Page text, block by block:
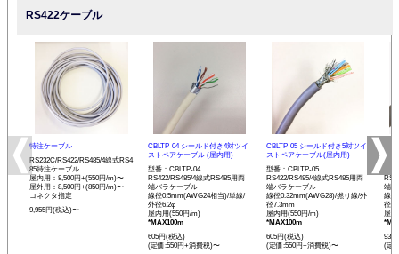
RS422ケーブル
特注ケーブル
RS232C/RS422/RS485/4線式RS4
85特注ケーブル
屋内用：8,500円+(550円/m)〜
屋外用：8,500円+(850円/m)〜
コネクタ指定
9,955円(税込)〜
CBLTP-04 シールド付き4対ツイ
ストペアケーブル (屋内用)
型番：CBLTP-04
RS422/RS485/4線式RS485用両
端バラケーブル
線径0.5mm(AWG24相当)/単線/
外径6.2φ
屋内用(550円/m)
*MAX100m
605円(税込)
(定価:550円+消費税)〜
CBLTP-05 シールド付き5対ツイ
ストペアケーブル(屋内用)
型番：CBLTP-05
RS422/RS485/4線式RS485用両
端バラケーブル
線径0.32mm(AWG28)/撚り線/外
径7.3mm
屋内用(550円/m)
*MAX100m
605円(税込)
(定価:550円+消費税)〜
イ
端
線
径
屋
935
(定